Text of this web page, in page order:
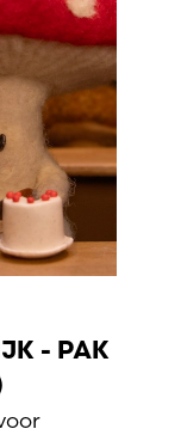
- PAK